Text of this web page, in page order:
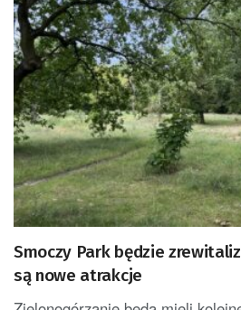
Smoczy Park będzie
są nowe atrakcje